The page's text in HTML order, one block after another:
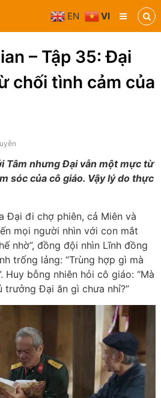
– Tập 35: Đại
chối tình cảm của
Tâm nhưng Đại vẫn một mực từ
sóc của cô giáo. Vậy lý do thực
Đại đi chợ phiên, cả Miên và
mọi người nhìn với con mắt
nhờ”, đồng đội nhìn Lĩnh đồng
trống lảng: “Trùng hợp gì mà
Huy bỗng nhiên hỏi cô giáo: “Mà
trưởng Đại ăn gì chưa nhỉ?”
EN VI